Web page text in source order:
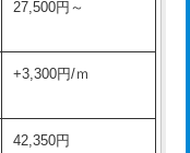
5,500円
11,000円
27,500円～
+3,300円/ｍ
42,350円